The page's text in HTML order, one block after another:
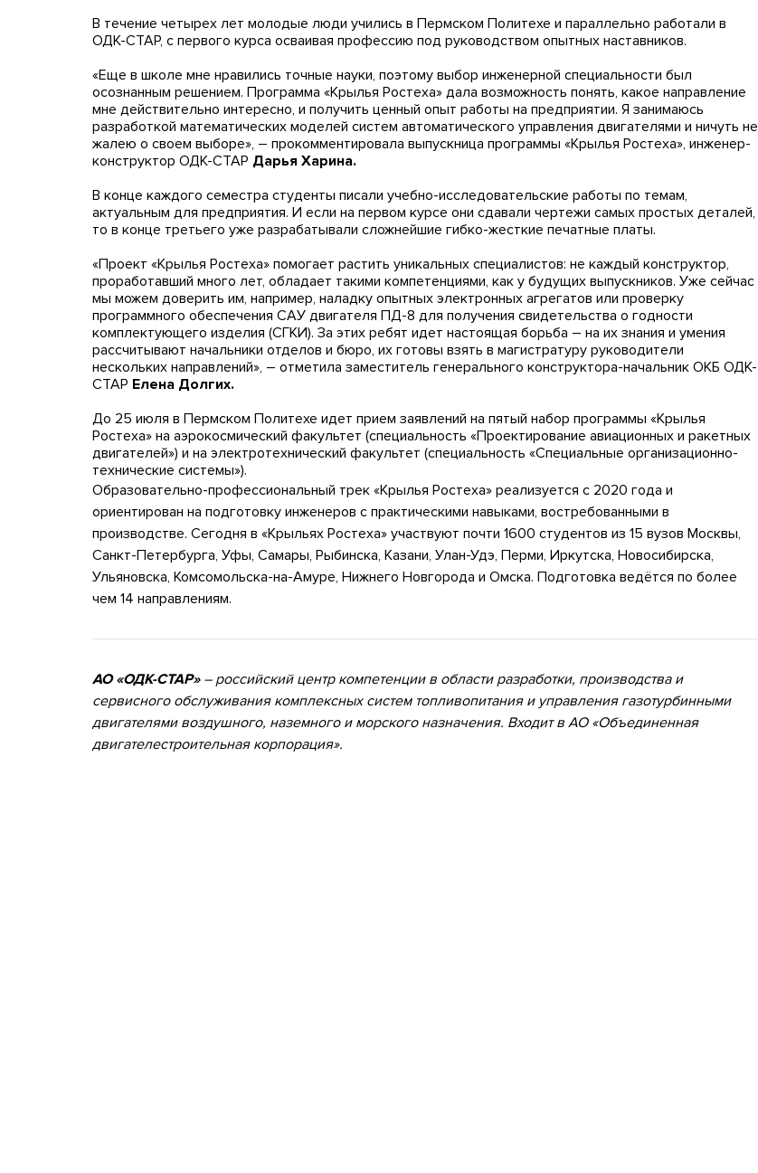
В течение четырех лет молодые люди учились в Пермском Политехе и параллельно работали в
ОДК-СТАР, с первого курса осваивая профессию под руководством опытных наставников.
«Еще в школе мне нравились точные науки, поэтому выбор инженерной специальности был
осознанным решением. Программа «Крылья Ростеха» дала возможность понять, какое направление
мне действительно интересно, и получить ценный опыт работы на предприятии. Я занимаюсь
разработкой математических моделей систем автоматического управления двигателями и ничуть не
жалею о своем выборе», – прокомментировала выпускница программы «Крылья Ростеха», инженер-
конструктор ОДК-СТАР Дарья Харина.
В конце каждого семестра студенты писали учебно-исследовательские работы по темам,
актуальным для предприятия. И если на первом курсе они сдавали чертежи самых простых деталей,
то в конце третьего уже разрабатывали сложнейшие гибко-жесткие печатные платы.
«Проект «Крылья Ростеха» помогает растить уникальных специалистов: не каждый конструктор,
проработавший много лет, обладает такими компетенциями, как у будущих выпускников. Уже сейчас
мы можем доверить им, например, наладку опытных электронных агрегатов или проверку
программного обеспечения САУ двигателя ПД-8 для получения свидетельства о годности
комплектующего изделия (СГКИ). За этих ребят идет настоящая борьба – на их знания и умения
рассчитывают начальники отделов и бюро, их готовы взять в магистратуру руководители
нескольких направлений», – отметила заместитель генерального конструктора-начальник ОКБ ОДК-
СТАР Елена Долгих.
До 25 июля в Пермском Политехе идет прием заявлений на пятый набор программы «Крылья
Ростеха» на аэрокосмический факультет (специальность «Проектирование авиационных и ракетных
двигателей») и на электротехнический факультет (специальность «Специальные организационно-
технические системы»).
Образовательно-профессиональный трек «Крылья Ростеха» реализуется с 2020 года и
ориентирован на подготовку инженеров с практическими навыками, востребованными в
производстве. Сегодня в «Крыльях Ростеха» участвуют почти 1600 студентов из 15 вузов Москвы,
Санкт-Петербурга, Уфы, Самары, Рыбинска, Казани, Улан-Удэ, Перми, Иркутска, Новосибирска,
Ульяновска, Комсомольска-на-Амуре, Нижнего Новгорода и Омска. Подготовка ведётся по более
чем 14 направлениям.
АО «ОДК-СТАР»– российский центр компетенции в области разработки, производства и
сервисного обслуживания комплексных систем топливопитания и управления газотурбинными
двигателями воздушного, наземного и морского назначения. Входит в АО «Объединенная
двигателестроительная корпорация».